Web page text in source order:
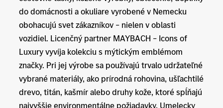
do domácnosti a okuliare vyrobené v Nemecku
obohacujú svet zákazníkov – nielen v oblasti
vozidiel. Licenčný partner MAYBACH – Icons of
Luxury vyvíja kolekciu s mýtickým emblémom
značky. Pri jej výrobe sa používajú trvalo udržateľné
vybrané materiály, ako prírodná rohovina, ušľachtilé
drevo, titán, kašmír alebo druhy kože, ktoré spĺňajú
najvyššie environmentálne požiadavky. Umelecky